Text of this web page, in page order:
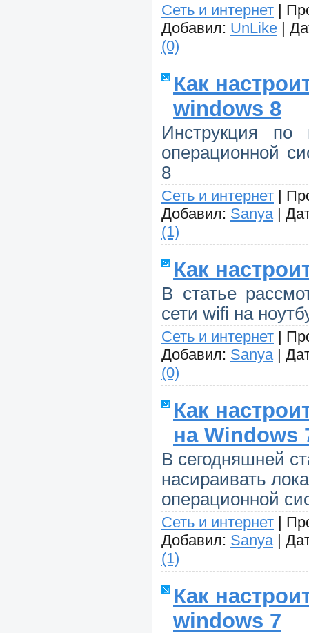
Сеть и интернет |
Добавил: UnLike |
(0)
Как
windows 8
Инструкция по
операционной
8
Сеть и интернет |
Добавил: Sanya |
(1)
Как
В статье
сети wifi на
Сеть и интернет |
Добавил: Sanya |
(0)
Как
на Windows
В сегодняшней
насираивать
операционной
Сеть и интернет |
Добавил: Sanya |
(1)
Как
windows 7